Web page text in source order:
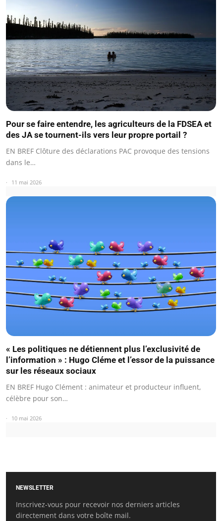
Pour se faire entendre, les agriculteurs de la FDSEA et
des JA se tournent-ils vers leur propre portail ?
EN BREF Clôture des déclarations PAC provoque des tensions
dans le…
11 mai 2026
« Les politiques ne détiennent plus l’exclusivité de
l’information » : Hugo Cléme et l’essor de la puissance
sur les réseaux sociaux
EN BREF Hugo Clément : animateur et producteur influent,
célèbre pour son…
10 mai 2026
NEWSLETTER
Inscrivez-vous pour recevoir nos derniers articles
directement dans votre boîte mail.